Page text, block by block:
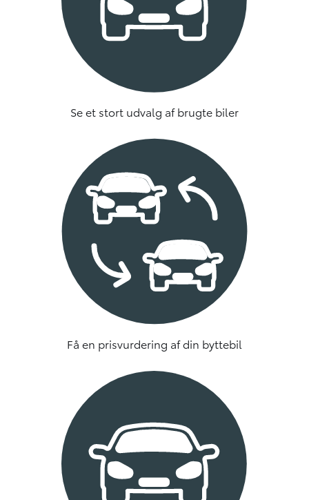
Se et stort udvalg af brugte biler
Få en prisvurdering af din byttebil